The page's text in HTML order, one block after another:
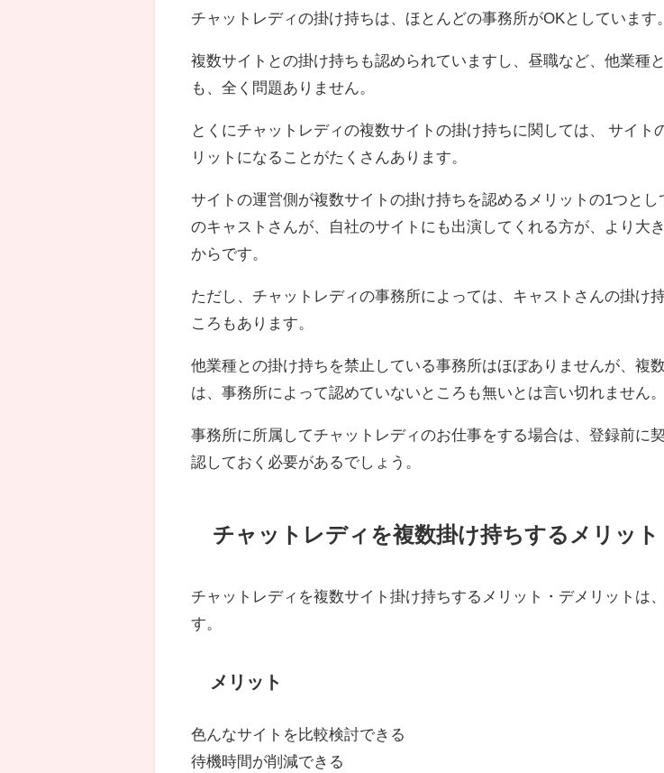
チャットレディの掛け持ちは、ほとんどの事務所がOKとしています。
複数サイトとの掛け持ちも認められていますし、昼職など、他業種
も、全く問題ありません。
とくにチャットレディの複数サイトの掛け持ちに関しては、 サイト
リットになることがたくさんあります。
サイトの運営側が複数サイトの掛け持ちを認めるメリットの1つと
のキャストさんが、自社のサイトにも出演してくれる方が、より大
からです。
ただし、チャットレディの事務所によっては、キャストさんの掛け
ころもあります。
他業種との掛け持ちを禁止している事務所はほぼありませんが、複
は、事務所によって認めていないところも無いとは言い切れません。
事務所に所属してチャットレディのお仕事をする場合は、登録前に
認しておく必要があるでしょう。
チャットレディを複数掛け持ちするメリット
チャットレディを複数サイト掛け持ちするメリット・デメリットは
す。
メリット
色んなサイトを比較検討できる
待機時間が削減できる